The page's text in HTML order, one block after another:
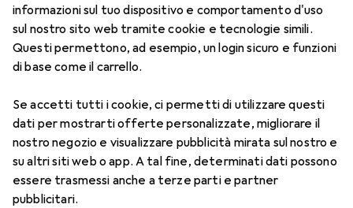
informazioni sul tuo dispositivo e comportamento d'uso
sul nostro sito web tramite cookie e tecnologie simili.
Questi permettono, ad esempio, un login sicuro e funzioni
di base come il carrello.
Se accetti tutti i cookie, ci permetti di utilizzare questi
dati per mostrarti offerte personalizzate, migliorare il
nostro negozio e visualizzare pubblicità mirata sul nostro e
su altri siti web o app. A tal fine, determinati dati possono
essere trasmessi anche a terze parti e partner
pubblicitari.
1 Immagine
Air Optix più HydraGlyde per
-9.5, Obiettivo mensile, 6 pz., Torico
Prezzo in EUR IVA incl.
EUR
55,82 EUR
9,31/1pz.